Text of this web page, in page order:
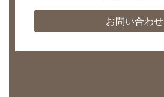
お問い合わせ